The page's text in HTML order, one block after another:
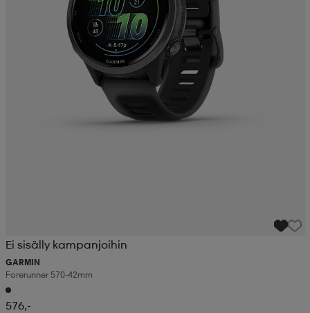
Ei sisälly kampanjoihin
GARMIN
Forerunner 570-42mm
576,-